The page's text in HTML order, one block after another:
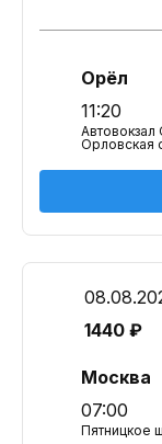
Орёл
11:20
Автовокзал
Орловская
1440 ₽
Москва
07:00
Пятницкое